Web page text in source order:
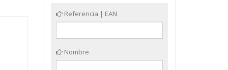
Referencia | EAN
Nombre